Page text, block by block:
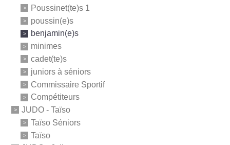
Poussinet(te)s 1
poussin(e)s
benjamin(e)s
minimes
cadet(te)s
juniors à séniors
Commissaire Sportif
Compétiteurs
JUDO - Taïso
Taïso Séniors
Taïso